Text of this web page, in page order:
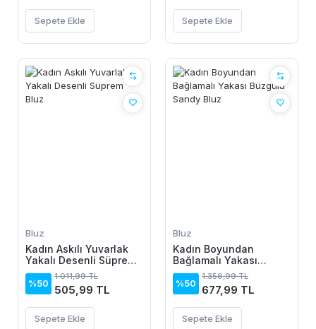
Sepete Ekle Sepete Ekle
Bluz
Kadın Askılı Yuvarlak
Yakalı Desenli Süprem
Bluz
%50
1.011,99 TL
505,99 TL
Sepete Ekle
Bluz
Kadın Boyundan
Bağlamalı Yakası
Büzgülü Sandy Bluz
%50
1.356,99 TL
677,99 TL
Sepete Ekle